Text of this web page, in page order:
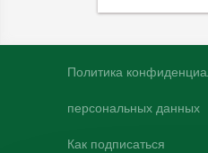
Политика
персональных данных
Как подписаться